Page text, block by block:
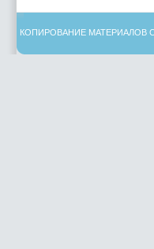
КОПИРОВАНИЕ МАТЕРИАЛОВ